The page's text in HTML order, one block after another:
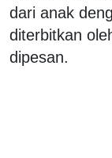
dari anak
diterbitkan
dipesan.